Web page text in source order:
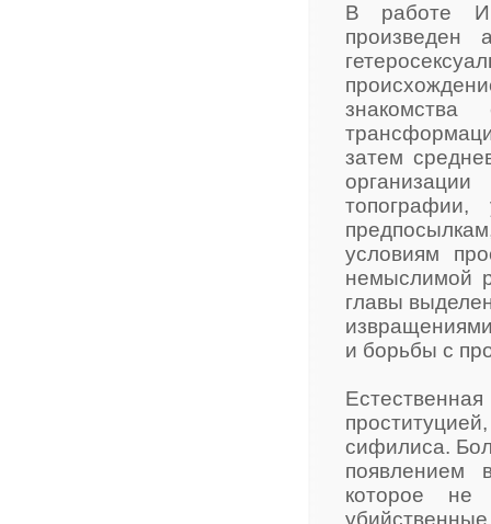
В работе
произведен
затем
условиям
немыслимой
главы
и борьбы с
сифилиса.
появлением
которое не